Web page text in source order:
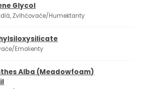
Glycol
Zvlhčovače/Humektanty
Emolienty
Alba (Meadowfoam)